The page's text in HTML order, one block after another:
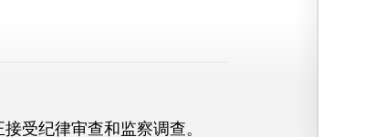
受纪律审查和监察调查。